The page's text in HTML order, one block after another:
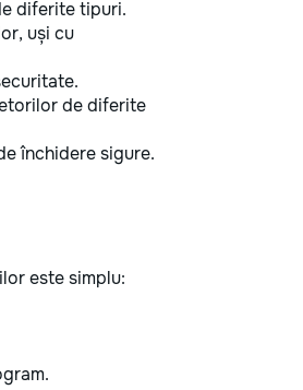
diferite tipuri.
uși cu
de diferite
închidere sigure.
este simplu: